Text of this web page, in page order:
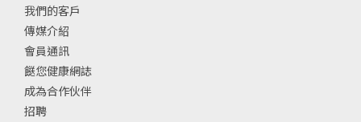
我們的客戶
傳媒介紹
會員通訊
餸您健康網誌
成為合作伙伴
招聘